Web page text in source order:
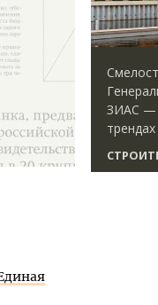
идей.
городов,
и развитии рынка